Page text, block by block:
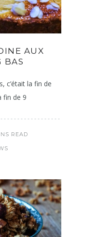
AUX
BAS
c’était la fin de
fin de 9
READ